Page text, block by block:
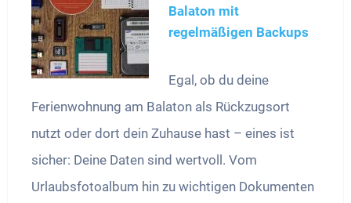
Balaton mit
regelmäßigen Backups
Egal, ob du deine
Ferienwohnung am Balaton als Rückzugsort
nutzt oder dort dein Zuhause hast – eines ist
sicher: Deine Daten sind wertvoll. Vom
Urlaubsfotoalbum hin zu wichtigen Dokumenten